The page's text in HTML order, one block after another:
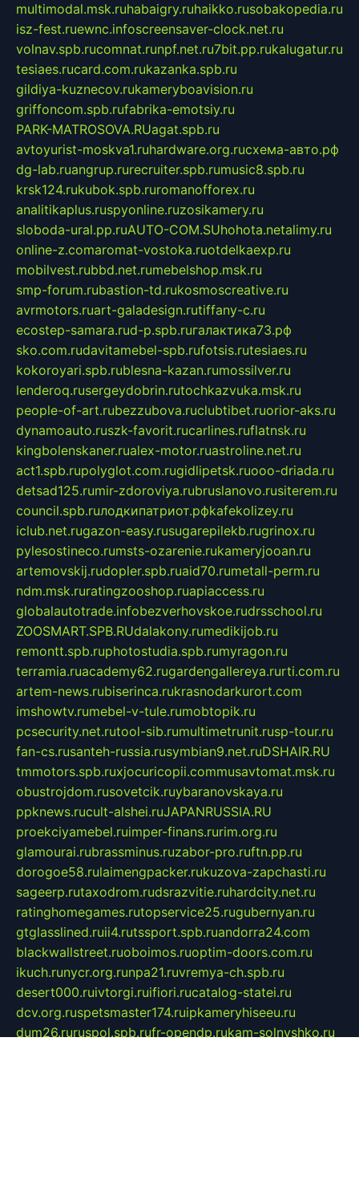
multimodal.msk.ruhabaigry.ruhaikko.rusobakopedia.ru
isz-fest.ruewnc.infoscreensaver-clock.net.ru
volnav.spb.rucomnat.runpf.net.ru7bit.pp.rukalugatur.ru
tesiaes.rucard.com.rukazanka.spb.ru
gildiya-kuznecov.rukameryboavision.ru
griffoncom.spb.rufabrika-emotsiy.ru
PARK-MATROSOVA.RUagat.spb.ru
avtoyurist-moskva1.ruhardware.org.ruсхема-авто.рф
dg-lab.ruangrup.rurecruiter.spb.rumusic8.spb.ru
krsk124.rukubok.spb.ruromanofforex.ru
analitikaplus.ruspyonline.ruzosikamery.ru
sloboda-ural.pp.ruAUTO-COM.SUhohota.netalimy.ru
online-z.comaromat-vostoka.ruotdelkaexp.ru
mobilvest.rubbd.net.rumebelshop.msk.ru
smp-forum.rubastion-td.rukosmoscreative.ru
avrmotors.ruart-galadesign.rutiffany-c.ru
ecostep-samara.rud-p.spb.ruгалактика73.рф
sko.com.rudavitamebel-spb.rufotsis.rutesiaes.ru
kokoroyari.spb.rublesna-kazan.rumossilver.ru
lenderoq.rusergeydobrin.rutochkazvuka.msk.ru
people-of-art.rubezzubova.ruclubtibet.ruorior-aks.ru
dynamoauto.ruszk-favorit.rucarlines.ruflatnsk.ru
kingbolenskaner.rualex-motor.ruastroline.net.ru
act1.spb.rupolyglot.com.rugidlipetsk.ruooo-driada.ru
detsad125.rumir-zdoroviya.rubruslanovo.rusiterem.ru
council.spb.ruлодкипатриот.рфkafekolizey.ru
iclub.net.rugazon-easy.rusugarepilekb.rugrinox.ru
pylesostineco.rumsts-ozarenie.rukameryjooan.ru
artemovskij.rudopler.spb.ruaid70.rumetall-perm.ru
ndm.msk.ruratingzooshop.ruapiaccess.ru
globalautotrade.infobezverhovskoe.rudrsschool.ru
ZOOSMART.SPB.RUdalakony.rumedikijob.ru
remontt.spb.ruphotostudia.spb.rumyragon.ru
terramia.ruacademy62.rugardengallereya.rurti.com.ru
artem-news.rubiserinca.rukrasnodarkurort.com
imshowtv.rumebel-v-tule.rumobtopik.ru
pcsecurity.net.rutool-sib.rumultimetrunit.rusp-tour.ru
fan-cs.rusanteh-russia.rusymbian9.net.ruDSHAIR.RU
tmmotors.spb.ruxjocuricopii.commusavtomat.msk.ru
obustrojdom.rusovetcik.ruybaranovskaya.ru
ppknews.rucult-alshei.ruJAPANRUSSIA.RU
proekciyamebel.ruimper-finans.rurim.org.ru
glamourai.rubrassminus.ruzabor-pro.ruftn.pp.ru
dorogoe58.rulaimengpacker.rukuzova-zapchasti.ru
sageerp.rutaxodrom.rudsrazvitie.ruhardcity.net.ru
ratinghomegames.rutopservice25.rugubernyan.ru
gtglasslined.ruii4.rutssport.spb.ruandorra24.com
blackwallstreet.ruoboimos.ruoptim-doors.com.ru
ikuch.runycr.org.runpa21.ruvremya-ch.spb.ru
desert000.ruivtorgi.ruifiori.rucatalog-statei.ru
dcv.org.ruspetsmaster174.ruipkameryhiseeu.ru
dum26.ruruspol.spb.rufr-opendp.rukam-solnyshko.ru